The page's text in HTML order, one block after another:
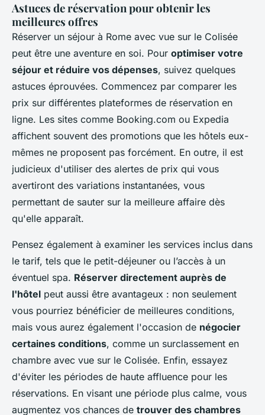
Astuces de réservation pour obtenir les
meilleures offres
Réserver un séjour à Rome avec vue sur le Colisée
peut être une aventure en soi. Pour optimiser votre
séjour et réduire vos dépenses, suivez quelques
astuces éprouvées. Commencez par comparer les
prix sur différentes plateformes de réservation en
ligne. Les sites comme Booking.com ou Expedia
affichent souvent des promotions que les hôtels eux-
mêmes ne proposent pas forcément. En outre, il est
judicieux d'utiliser des alertes de prix qui vous
avertiront des variations instantanées, vous
permettant de sauter sur la meilleure affaire dès
qu'elle apparaît.
Pensez également à examiner les services inclus dans
le tarif, tels que le petit-déjeuner ou l’accès à un
éventuel spa. Réserver directement auprès de
l'hôtel peut aussi être avantageux : non seulement
vous pourriez bénéficier de meilleures conditions,
mais vous aurez également l'occasion de négocier
certaines conditions, comme un surclassement en
chambre avec vue sur le Colisée. Enfin, essayez
d'éviter les périodes de haute affluence pour les
réservations. En visant une période plus calme, vous
augmentez vos chances de trouver des chambres